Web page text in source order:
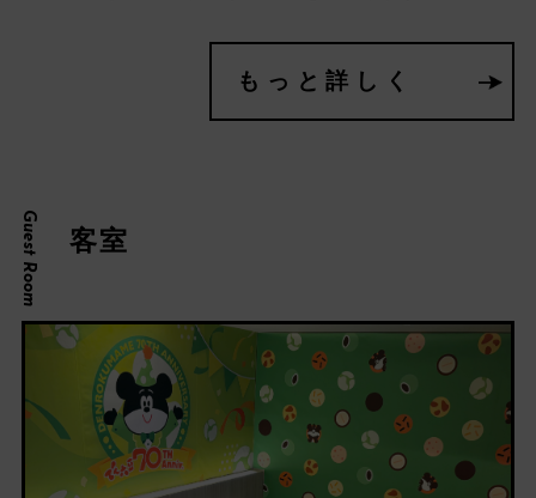
もっと詳しく
Guest Room 客室